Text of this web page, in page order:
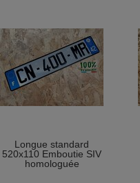
Longue standard
520x110 Emboutie SIV
homologuée